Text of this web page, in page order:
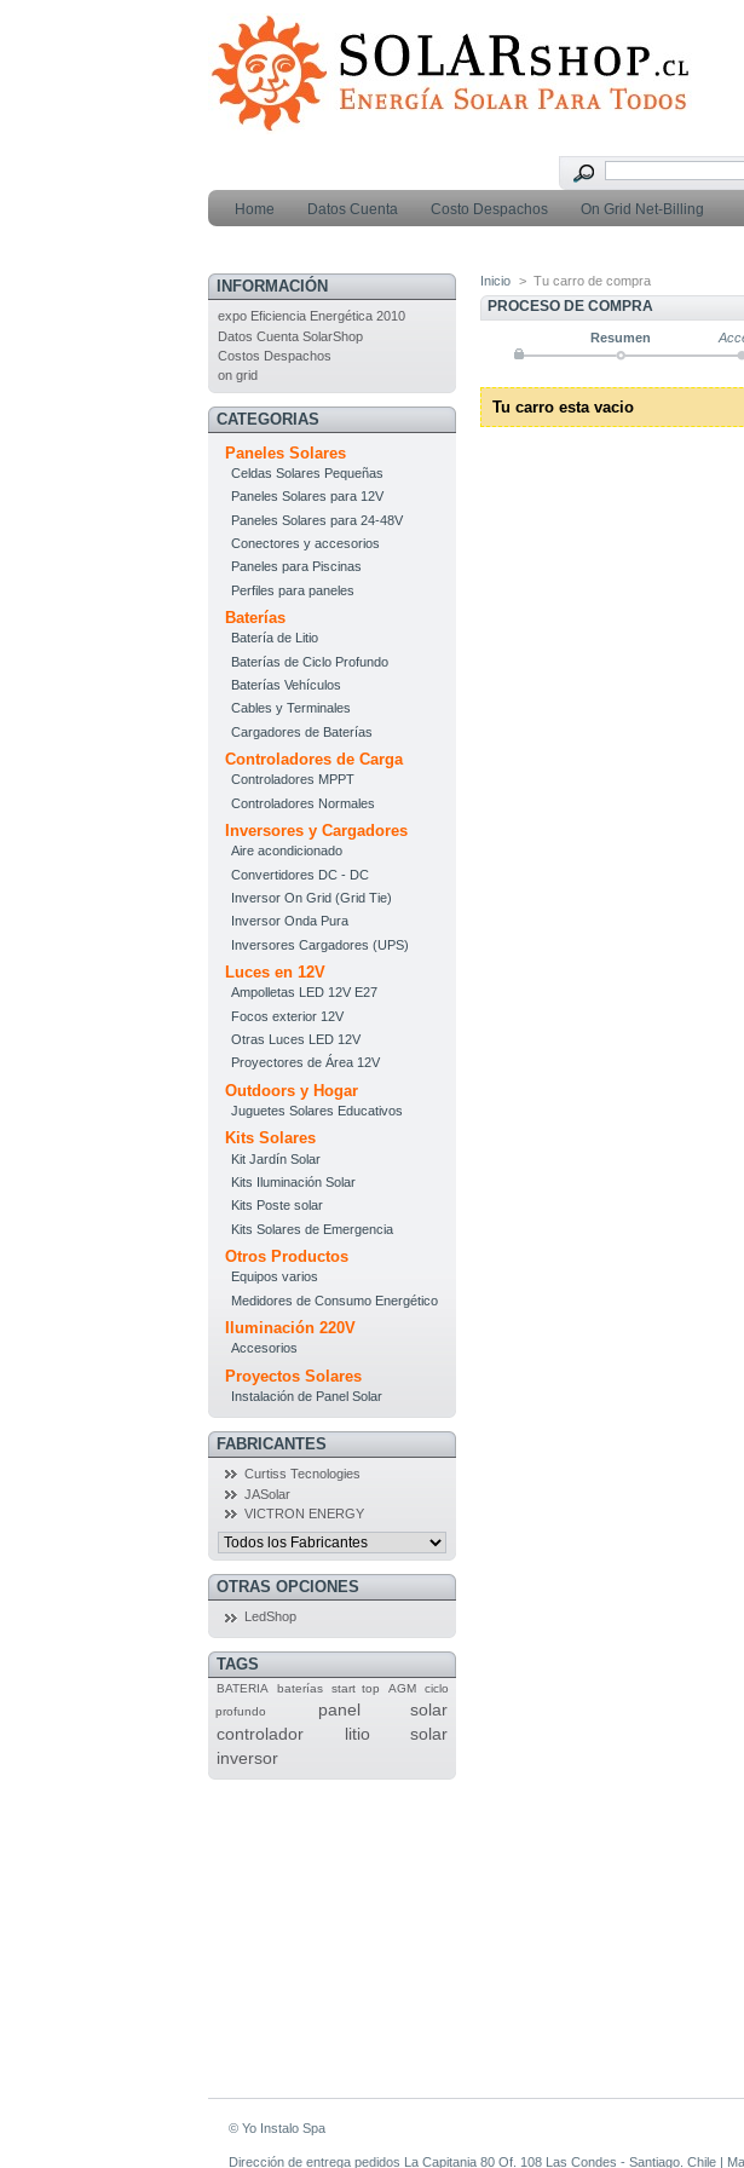
Home Datos Cuenta Costo Despachos On Grid Net-Billing
INFORMACIÓN
expo Eficiencia Energética 2010
Datos Cuenta SolarShop
Costos Despachos
on grid
CATEGORIAS
Paneles Solares
Celdas Solares Pequeñas
Paneles Solares para 12V
Paneles Solares para 24-48V
Conectores y accesorios
Paneles para Piscinas
Perfiles para paneles
Baterías
Batería de Litio
Baterías de Ciclo Profundo
Baterías Vehículos
Cables y Terminales
Cargadores de Baterías
Controladores de Carga
Controladores MPPT
Controladores Normales
Inversores y Cargadores
Aire acondicionado
Convertidores DC - DC
Inversor On Grid (Grid Tie)
Inversor Onda Pura
Inversores Cargadores (UPS)
Luces en 12V
Ampolletas LED 12V E27
Focos exterior 12V
Otras Luces LED 12V
Proyectores de Área 12V
Outdoors y Hogar
Juguetes Solares Educativos
Kits Solares
Kit Jardín Solar
Kits Iluminación Solar
Kits Poste solar
Kits Solares de Emergencia
Otros Productos
Equipos varios
Medidores de Consumo Energético
Iluminación 220V
Accesorios
Proyectos Solares
Instalación de Panel Solar
FABRICANTES
Curtiss Tecnologies
JASolar
VICTRON ENERGY
OTRAS OPCIONES
LedShop
TAGS
BATERIA baterías start top AGM
ciclo
profundo
panel solar
controlador
litio
solar
inversor
Inicio > Tu carro de compra
PROCESO DE COMPRA
Resumen
Tu carro esta vacio
© Yo Instalo Spa
Dirección de entrega pedidos La Capitania 80 Of. 108 Las Condes - Santiago. Chile |